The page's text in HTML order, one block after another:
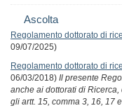
Ascolta
Regolamento dottorato di
09/07/2025)
Regolamento dottorato di
06/03/2018) Il presente
anche ai dottorati di Ricerca,
gli artt. 15, comma 3, 16, 17